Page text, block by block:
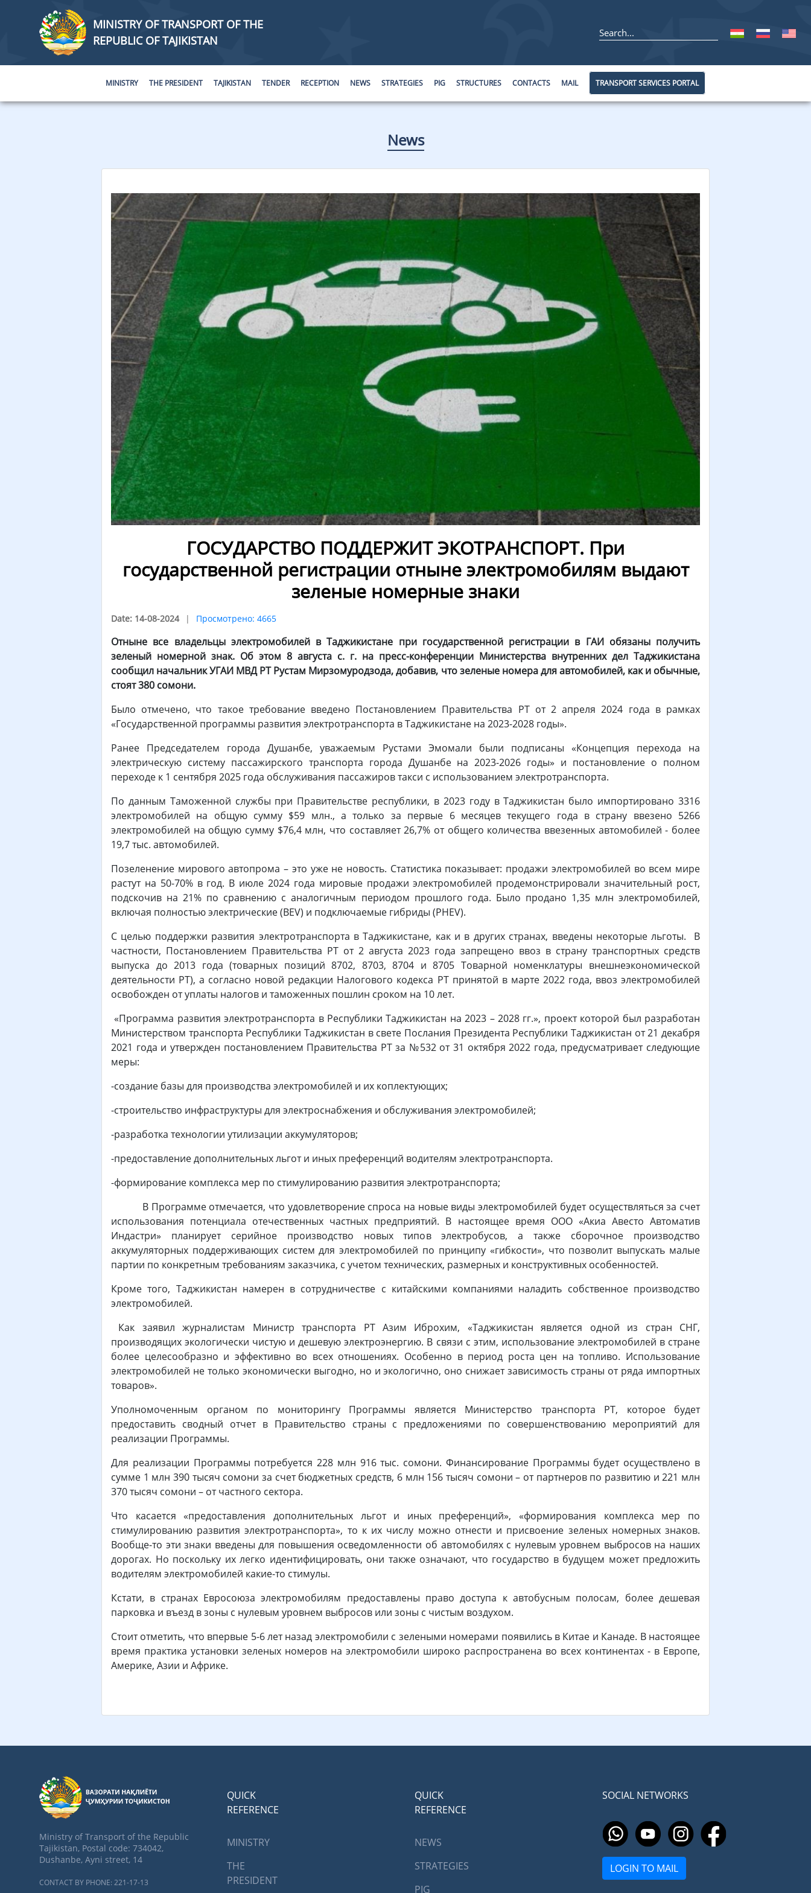
MINISTRY OF TRANSPORT OF THE
REPUBLIC OF TAJIKISTAN
MINISTRY THE PRESIDENT TAJIKISTAN TENDER RECEPTION NEWS STRATEGIES PIG STRUCTURES CONTACTS MAIL TRANSPORT SERVICES PORTAL
News
ГОСУДАРСТВО ПОДДЕРЖИТ ЭКОТРАНСПОРТ. При
государственной регистрации отныне электромобилям выдают
зеленые номерные знаки
Date: 14-08-2024 Просмотрено: 4665
Отныне все владельцы электромобилей в Таджикистане при государственной регистрации в ГАИ обязаны получить
зеленый номерной знак. Об этом 8 августа с. г. на пресс-конференции Министерства внутренних дел Таджикистана
сообщил начальник УГАИ МВД РТ Рустам Мирзомуродзода, добавив, что зеленые номера для автомобилей, как и обычные,
стоят 380 сомони.
Было отмечено, что такое требование введено Постановлением Правительства РТ от 2 апреля 2024 года в рамках
«Государственной программы развития электротранспорта в Таджикистане на 2023-2028 годы».
Ранее Председателем города Душанбе, уважаемым Рустами Эмомали были подписаны «Концепция перехода на
электрическую систему пассажирского транспорта города Душанбе на 2023-2026 годы» и постановление о полном
переходе к 1 сентября 2025 года обслуживания пассажиров такси с использованием электротранспорта.
По данным Таможенной службы при Правительстве республики, в 2023 году в Таджикистан было импортировано 3316
электромобилей на общую сумму $59 млн., а только за первые 6 месяцев текущего года в страну ввезено 5266
электромобилей на общую сумму $76,4 млн, что составляет 26,7% от общего количества ввезенных автомобилей - более
19,7 тыс. автомобилей.
Позеленение мирового автопрома – это уже не новость. Статистика показывает: продажи электромобилей во всем мире
растут на 50-70% в год. В июле 2024 года мировые продажи электромобилей продемонстрировали значительный рост,
подскочив на 21% по сравнению с аналогичным периодом прошлого года. Было продано 1,35 млн электромобилей,
включая полностью электрические (BEV) и подключаемые гибриды (PHEV).
С целью поддержки развития электротранспорта в Таджикистане, как и в других странах, введены некоторые льготы. В
частности, Постановлением Правительства РТ от 2 августа 2023 года запрещено ввоз в страну транспортных средств
выпуска до 2013 года (товарных позиций 8702, 8703, 8704 и 8705 Товарной номенклатуры внешнеэкономической
деятельности РТ), а согласно новой редакции Налогового кодекса РТ принятой в марте 2022 года, ввоз электромобилей
освобожден от уплаты налогов и таможенных пошлин сроком на 10 лет.
«Программа развития электротранспорта в Республики Таджикистан на 2023 – 2028 гг.», проект которой был разработан
Министерством транспорта Республики Таджикистан в свете Послания Президента Республики Таджикистан от 21 декабря
2021 года и утвержден постановлением Правительства РТ за №532 от 31 октября 2022 года, предусматривает следующие
меры:
-создание базы для производства электромобилей и их коплектующих;
-строительство инфраструктуры для электроснабжения и обслуживания электромобилей;
-разработка технологии утилизации аккумуляторов;
-предоставление дополнительных льгот и иных преференций водителям электротранспорта.
-формирование комплекса мер по стимулированию развития электротранспорта;
В Программе отмечается, что удовлетворение спроса на новые виды электромобилей будет осуществляться за счет
использования потенциала отечественных частных предприятий. В настоящее время ООО «Акиа Авесто Автоматив
Индастри» планирует серийное производство новых типов электробусов, а также сборочное производство
аккумуляторных поддерживающих систем для электромобилей по принципу «гибкости», что позволит выпускать малые
партии по конкретным требованиям заказчика, с учетом технических, размерных и конструктивных особенностей.
Кроме того, Таджикистан намерен в сотрудничестве с китайскими компаниями наладить собственное производство
электромобилей.
Как заявил журналистам Министр транспорта РТ Азим Иброхим, «Таджикистан является одной из стран СНГ,
производящих экологически чистую и дешевую электроэнергию. В связи с этим, использование электромобилей в стране
более целесообразно и эффективно во всех отношениях. Особенно в период роста цен на топливо. Использование
электромобилей не только экономически выгодно, но и экологично, оно снижает зависимость страны от ряда импортных
товаров».
Уполномоченным органом по мониторингу Программы является Министерство транспорта РТ, которое будет
предоставить сводный отчет в Правительство страны с предложениями по совершенствованию мероприятий для
реализации Программы.
Для реализации Программы потребуется 228 млн 916 тыс. сомони. Финансирование Программы будет осуществлено в
сумме 1 млн 390 тысяч сомони за счет бюджетных средств, 6 млн 156 тысяч сомони – от партнеров по развитию и 221 млн
370 тысяч сомони – от частного сектора.
Что касается «предоставления дополнительных льгот и иных преференций», «формирования комплекса мер по
стимулированию развития электротранспорта», то к их числу можно отнести и присвоение зеленых номерных знаков.
Вообще-то эти знаки введены для повышения осведомленности об автомобилях с нулевым уровнем выбросов на наших
дорогах. Но поскольку их легко идентифицировать, они также означают, что государство в будущем может предложить
водителям электромобилей какие-то стимулы.
Кстати, в странах Евросоюза электромобилям предоставлены право доступа к автобусным полосам, более дешевая
парковка и въезд в зоны с нулевым уровнем выбросов или зоны с чистым воздухом.
Стоит отметить, что впервые 5-6 лет назад электромобили с зелеными номерами появились в Китае и Канаде. В настоящее
время практика установки зеленых номеров на электромобили широко распространена во всех континентах - в Европе,
Америке, Азии и Африке.
Ministry of Transport of the Republic
Tajikistan, Postal code: 734042,
Dushanbe, Ayni street, 14
CONTACT BY PHONE: 221-17-13
QUICK
REFERENCE
MINISTRY
THE
PRESIDENT
QUICK
REFERENCE
NEWS
STRATEGIES
PIG
SOCIAL NETWORKS
LOGIN TO MAIL